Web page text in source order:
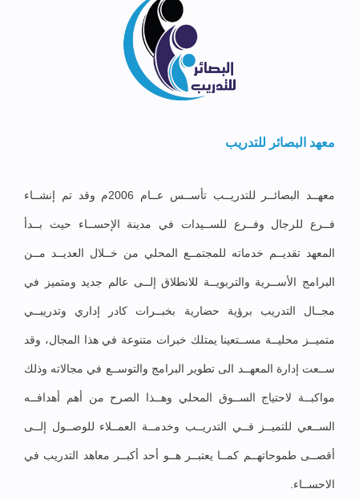
معهد البصائر للتدريب
معهــد البصائــر للتدريــب تأســس عــام 2006م وقد تم إنشــاء
فــرع للرجال وفــرع للســيدات في مدينة الإحســاء حيث بــدأ
المعهد تقديــم خدماته للمجتمــع المحلي من خــلال العديــد مــن
البرامج الأســرية والتربويــة للانطلاق إلــى عالم جديد ومتميز في
مجــال التدريب برؤية حضارية بخبــرات كادر إداري وتدريبــي
متميــز محليــة مســتعينا يمتلك خبرات متنوعة في هذا المجال، وقد
ســعت إدارة المعهــد الى تطوير البرامج والتوســع في مجالاته وذلك
مواكبــة لاحتياج الســوق المحلي وهــذا الصرح من أهم أهدافــه
الســعي للتميــز فــي التدريــب وخدمــة العمــلاء للوصــول إلــى
أقصــى طموحاتهــم كمــا يعتبــر هــو أحد أكبــر معاهد التدريب في
الاحســاء.